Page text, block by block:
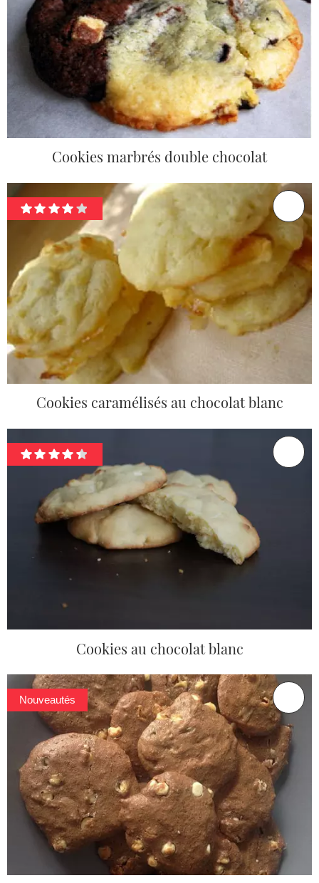
Cookies marbrés double chocolat
Cookies caramélisés au chocolat blanc
Cookies au chocolat blanc
Nouveautés